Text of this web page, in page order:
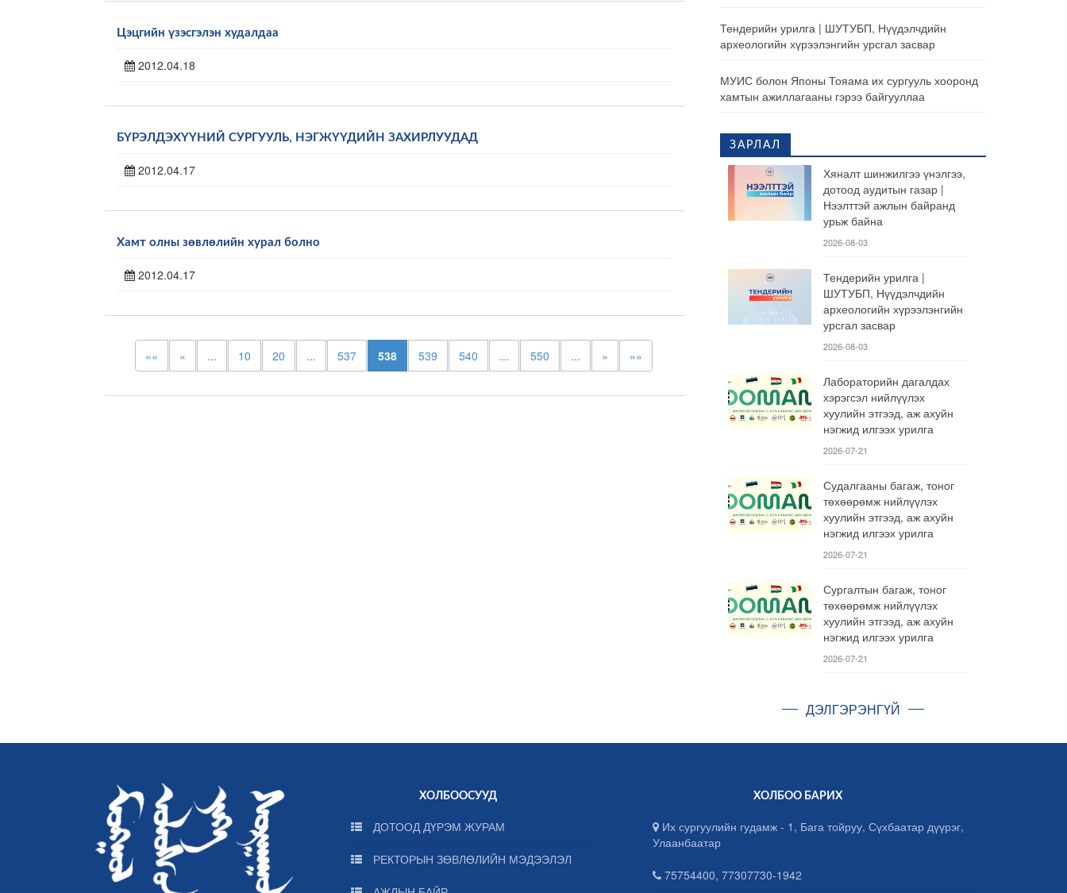
Цэцгийн үзэсгэлэн худалдаа
2012.04.18
БҮРЭЛДЭХҮҮНИЙ СУРГУУЛЬ, НЭГЖҮҮДИЙН ЗАХИРЛУУДАД
2012.04.17
Хамт олны зөвлөлийн хурал болно
2012.04.17
«« « ... 10 20 ... 537 538 539 540 ... 550 ... » »»
Тендерийн урилга | ШУТУБП, Нүүдэлчдийн
археологийн хүрээлэнгийн урсгал засвар
МУИС болон Японы Тояама их сургууль хооронд
хамтын ажиллагааны гэрээ байгууллаа
ЗАРЛАЛ
Хяналт шинжилгээ үнэлгээ,
дотоод аудитын газар |
Нээлттэй ажлын байранд
урьж байна
2026-08-03
Тендерийн урилга |
ШУТУБП, Нүүдэлчдийн
археологийн хүрээлэнгийн
урсгал засвар
2026-08-03
Лабораторийн дагалдах
хэрэгсэл нийлүүлэх
хуулийн этгээд, аж ахуйн
нэгжид илгээх урилга
2026-07-21
Судалгааны багаж, тоног
төхөөрөмж нийлүүлэх
хуулийн этгээд, аж ахуйн
нэгжид илгээх урилга
2026-07-21
Сургалтын багаж, тоног
төхөөрөмж нийлүүлэх
хуулийн этгээд, аж ахуйн
нэгжид илгээх урилга
2026-07-21
ДЭЛГЭРЭНГҮЙ
ХОЛБООСУУД
ДОТООД ДҮРЭМ ЖУРАМ
РЕКТОРЫН ЗӨВЛӨЛИЙН МЭДЭЭЛЭЛ
ХОЛБОО БАРИХ
Их сургуулийн гудамж - 1, Бага тойруу, Сүхбаатар дүүрэг,
Улаанбаатар
75754400, 77307730-1942